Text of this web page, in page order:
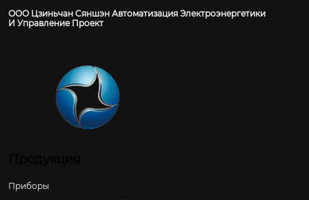
ООО Цзиньчан Сяншэн Автоматизация Электроэнергетики
И Управление Проект
Приборы